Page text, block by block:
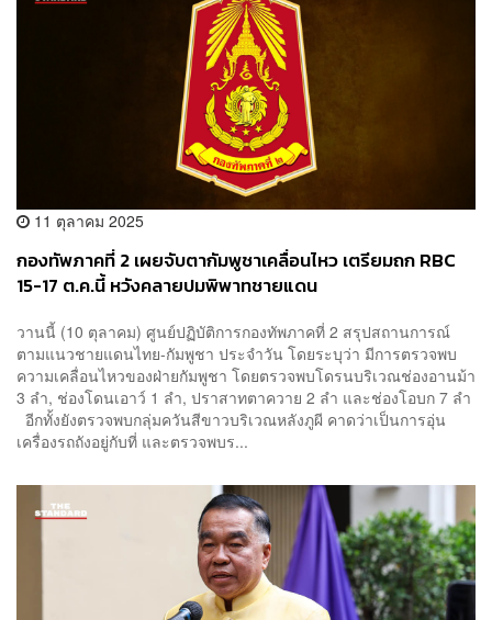
11 ตุลาคม 2025
กองทัพภาคที่ 2 เผยจับตากัมพูชาเคลื่อนไหว เตรียมถก RBC
15-17 ต.ค.นี้ หวังคลายปมพิพาทชายแดน
วานนี้ (10 ตุลาคม) ศูนย์ปฏิบัติการกองทัพภาคที่ 2 สรุปสถานการณ์
ตามแนวชายแดนไทย-กัมพูชา ประจำวัน โดยระบุว่า มีการตรวจพบ
ความเคลื่อนไหวของฝ่ายกัมพูชา โดยตรวจพบโดรนบริเวณช่องอานม้า
3 ลำ, ช่องโดนเอาว์ 1 ลำ, ปราสาทตาควาย 2 ลำ และช่องโอบก 7 ลำ
อีกทั้งยังตรวจพบกลุ่มควันสีขาวบริเวณหลังภูผี คาดว่าเป็นการอุ่น
เครื่องรถถังอยู่กับที่ และตรวจพบร...